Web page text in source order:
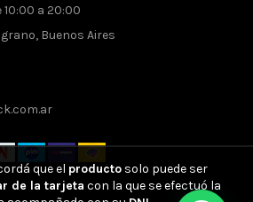
10:00 a 20:00
Buenos Aires
que el producto solo puede ser
de la tarjeta con la que se efectuó la